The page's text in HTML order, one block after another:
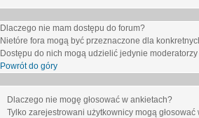
Dlaczego nie mam dostępu do forum?
Nietóre fora mogą być przeznaczone dla
Dostępu do nich mogą udzielić jedynie
Powrót do góry
Dlaczego nie mogę głosować w ankietach?
Tylko zarejestrowani użytkownicy mogą